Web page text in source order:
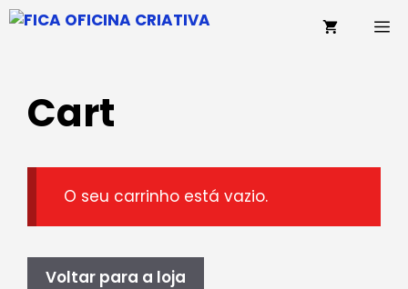
Saltar
para
Cart
O seu carrinho está vazio.
Voltar para a loja